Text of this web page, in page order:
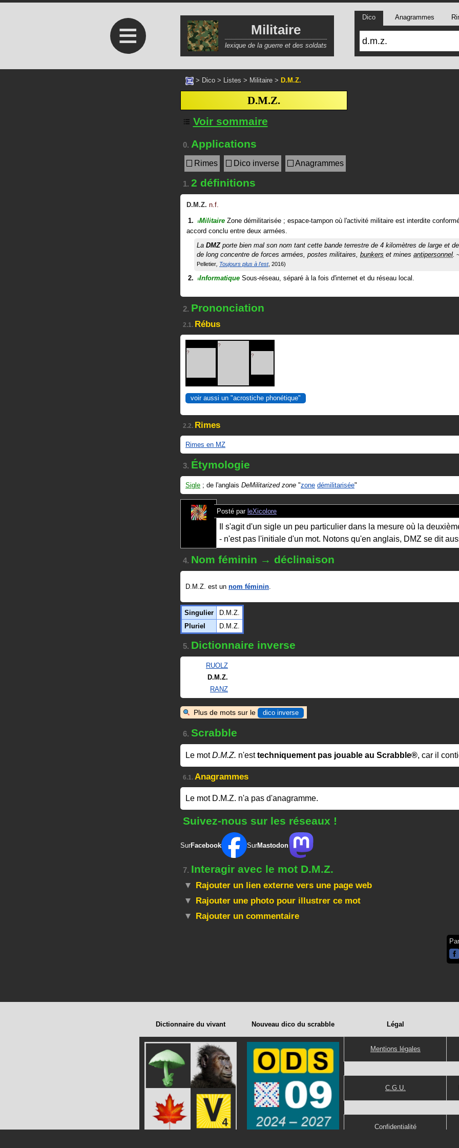
≡ Militaire
lexique de la guerre et des soldats
Dico Anagrammes
> Dico > Listes > Militaire > D.M.Z.
D.M.Z.
Voir sommaire
0. Applications
Rimes Dico inverse Anagrammes
1. 2 définitions
D.M.Z. n.f.
#Militaire Zone démilitarisée ; espace-tampon où l'activité militaire est interdite
accord conclu entre deux armées.
La DMZporte bien mal son nom tant cette bande terrestre de 4 kilomètres de large et
de long concentre de forces armées, postes militaires, bunkers et mines antipersonnel.
Pelletier Toujours plus à l'est 2016
#Informatique Sous-réseau, séparé à la fois d'internet et du réseau local.
2. Prononciation
2.1. Rébus
?
?
?
voir aussi un "acrostiche phonétique"
2.2. Rimes
Rimes en MZ
3. Étymologie
Sigle ; de l'anglais DeMilitarized zone "zone démilitarisée"
Posté par leXicolore
Il s'agit d'un sigle un peu particulier dans la mesure où la
- n'est pas l'initiale d'un mot. Notons qu'en anglais, DMZ se dit
4. Nom féminin → déclinaison
D.M.Z. est un nom féminin.
Singulier
D.M.Z.
Pluriel
D.M.Z.
5. Dictionnaire inverse
RUOLZ
D.M.Z.
RANZ
Plus de mots sur le dico inverse
6. Scrabble
Le motD.M.Z. n'esttechniquement pas jouable au Scrabble®, car il
6.1. Anagrammes
Le mot D.M.Z. n'a pas d'anagramme.
Suivez-nous sur les réseaux !
SurFacebook SurMastodon
7. Interagir avec le mot D.M.Z.
Rajouter un lien externe vers une page web
Rajouter une photo pour illustrer ce mot
Rajouter un commentaire
Dictionnaire du vivant Nouveau dico du scrabble Légal
Mentions légales
C.G.U.
Confidentialité